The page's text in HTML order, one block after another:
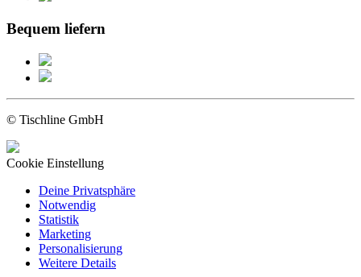
Bequem liefern
© Tischline GmbH
Cookie Einstellung
Deine Privatsphäre
Notwendig
Statistik
Marketing
Personalisierung
Weitere Details